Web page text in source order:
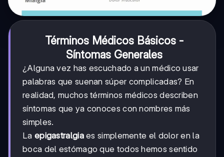
Términos Médicos Básicos -
Síntomas Generales
¿Alguna vez has escuchado a un médico usar
palabras que suenan súper complicadas? En
realidad, muchos términos médicos describen
síntomas que ya conoces con nombres más
simples.
La epigastralgiaes simplemente el dolor en la
boca del estómago que todos hemos sentido